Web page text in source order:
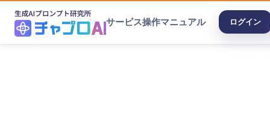
サービス操作マニュアル ログイン